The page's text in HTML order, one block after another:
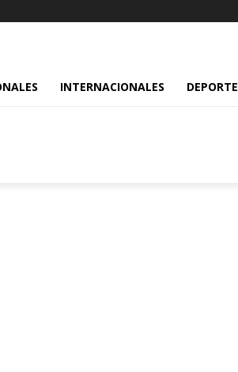
INTERNACIONALES DEPORTE